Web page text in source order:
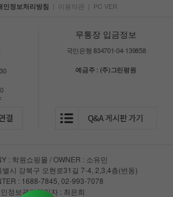
인정보처리방침 | 이용약관 | PC VER
무통장 입금정보
국민은행 834701-04-139858
예금주 : (주)그린평원
: 학원쇼핑몰 / OWNER : 소유민
시 강북구 오현로31길 7-4, 2,3,4층(번동)
: 1688-7845, 02-993-7078
정보관리책임자 : 최은희